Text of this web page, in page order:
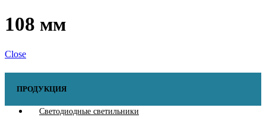
108 мм
Close
ПРОДУКЦИЯ
Светодиодные светильники